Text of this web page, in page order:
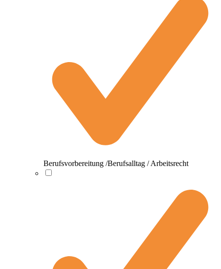
Berufsvorbereitung /Berufsalltag / Arbeitsrecht